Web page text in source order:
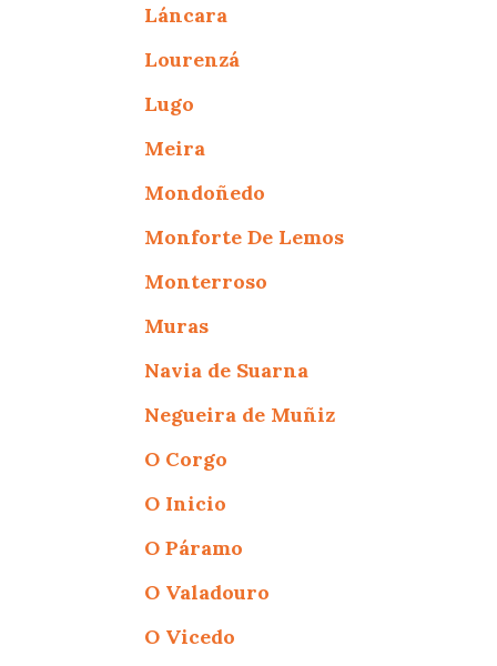
Láncara
Lourenzá
Lugo
Meira
Mondoñedo
Monforte De Lemos
Monterroso
Muras
Navia de Suarna
Negueira de Muñiz
O Corgo
O Inicio
O Páramo
O Valadouro
O Vicedo